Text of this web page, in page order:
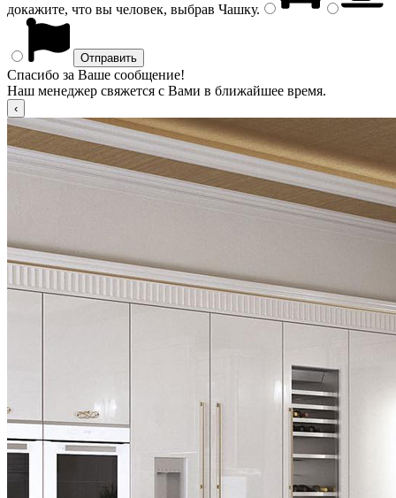
докажите, что вы человек, выбрав Чашку.
Спасибо за Ваше сообщение!
Наш менеджер свяжется с Вами в ближайшее время.